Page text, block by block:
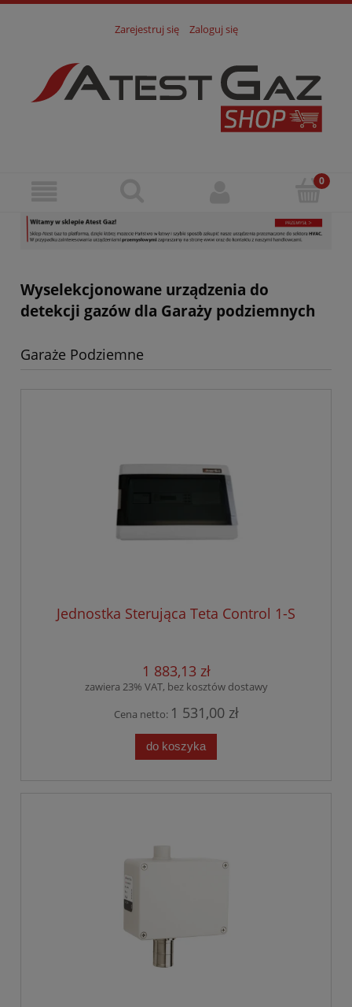
Zarejestruj się Zaloguj się
Wyselekcjonowane urządzenia do
detekcji gazów dla Garaży podziemnych
Garaże Podziemne
Jednostka Sterująca Teta Control 1-S
1 883,13 zł
zawiera 23% VAT, bez kosztów dostawy
Cena netto: 1 531,00 zł
do koszyka